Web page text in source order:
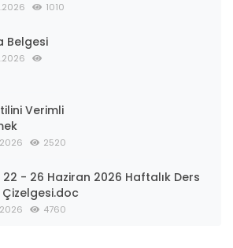
1010
Belgesi
Verimli
2520
22 - 26 Haziran 2026 Haftalık Ders
Çizelgesi.doc
4760